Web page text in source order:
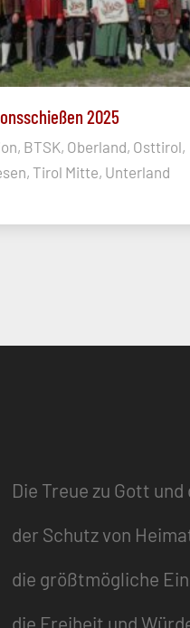
2025
BTSK, Oberland, Osttirol,
Tirol Mitte, Unterland
Die Treue zu Gott
der Schutz von
die größtmögliche
die Freiheit und